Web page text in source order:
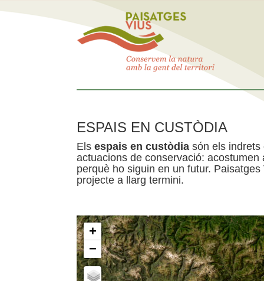
ESPAIS EN CUSTÒDIA
Els espais en custòdia són els indrets
actuacions de conservació:
perquè ho siguin en un futur.
projecte a llarg termini.
+
−